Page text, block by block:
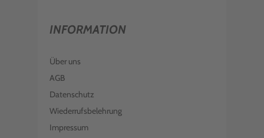
INFORMATION
Über uns
AGB
Datenschutz
Wiederrufsbelehrung
Impressum